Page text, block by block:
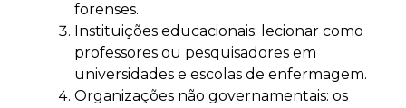
forenses.
Instituições educacionais: lecionar como
professores ou pesquisadores em
universidades e escolas de enfermagem.
Organizações não governamentais: os